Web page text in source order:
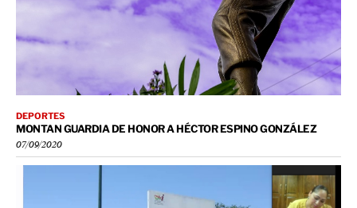
DEPORTES
MONTAN GUARDIA DE HONOR A HÉCTOR ESPINO GONZÁLEZ
07/09/2020